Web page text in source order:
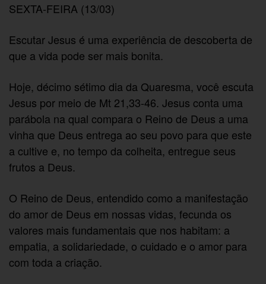
SEXTA-FEIRA (13/03)
Escutar Jesus é uma experiência de descoberta de
que a vida pode ser mais bonita.
Hoje, décimo sétimo dia da Quaresma, você escuta
Jesus por meio de Mt 21,33-46. Jesus conta uma
parábola na qual compara o Reino de Deus a uma
vinha que Deus entrega ao seu povo para que este
a cultive e, no tempo da colheita, entregue seus
frutos a Deus.
O Reino de Deus, entendido como a manifestação
do amor de Deus em nossas vidas, fecunda os
valores mais fundamentais que nos habitam: a
empatia, a solidariedade, o cuidado e o amor para
com toda a criação.